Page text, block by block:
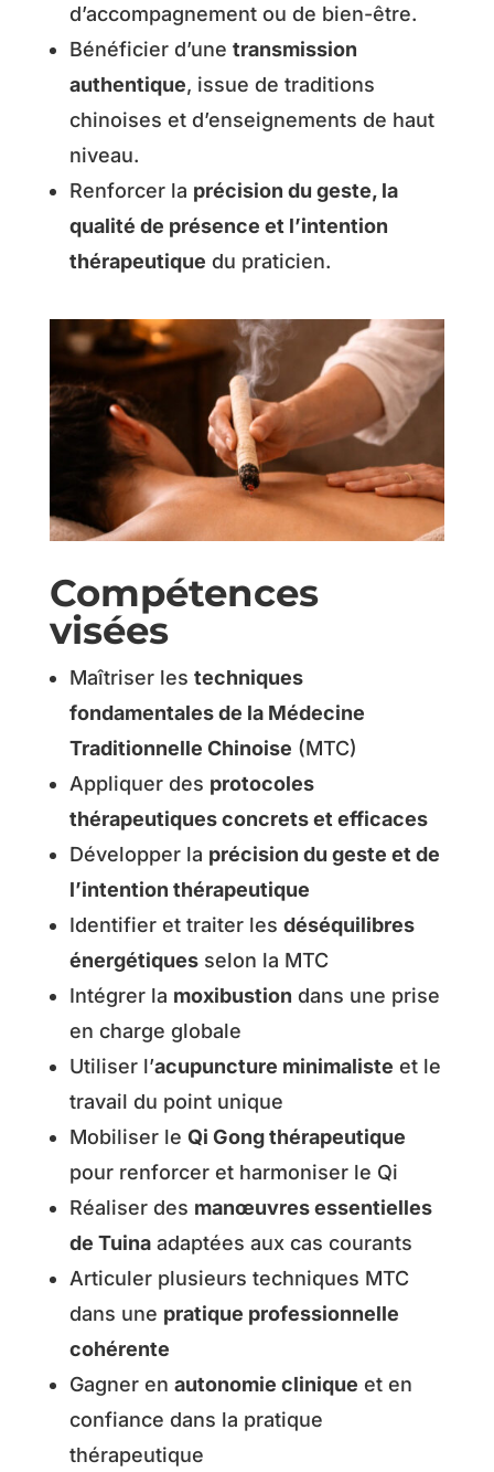
d’accompagnement ou de bien-être.
Bénéficier d’une transmission
authentique, issue de traditions
chinoises et d’enseignements de haut
niveau.
Renforcer la précision du geste, la
qualité de présence et l’intention
thérapeutique du praticien.
Compétences
visées
Maîtriser les techniques
fondamentales de la Médecine
Traditionnelle Chinoise (MTC)
Appliquer des protocoles
thérapeutiques concrets et efficaces
Développer la précision du geste et de
l’intention thérapeutique
Identifier et traiter les déséquilibres
énergétiquesselon la MTC
Intégrer la moxibustion dans une prise
en charge globale
Utiliser l’acupuncture minimaliste et le
travail du point unique
Mobiliser le Qi Gong thérapeutique
pour renforcer et harmoniser le Qi
Réaliser des manœuvres essentielles
de Tuinaadaptées aux cas courants
Articuler plusieurs techniques MTC
dans une pratique professionnelle
cohérente
Gagner en autonomie clinique et en
confiance dans la pratique
thérapeutique